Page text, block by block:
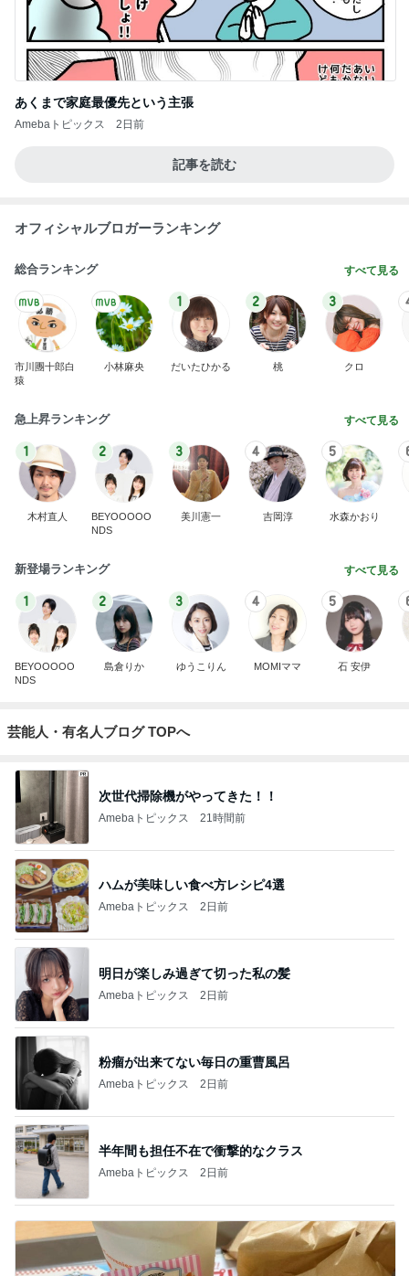
あくまで家庭最優先という主張
Amebaトピックス 2日前
記事を読む
オフィシャルブロガーランキング
総合ランキング すべて見る
市川團十郎白
猿
小林麻央
1
だいたひかる
2
桃
3
クロ
急上昇ランキング すべて見る
1
木村直人
2
BEYOOOOO
NDS
3
美川憲一
4
吉岡淳
5
水森かおり
新登場ランキング すべて見る
1
BEYOOOOO
NDS
2
島倉りか
3
ゆうこりん
4
MOMIママ
5
石 安伊
芸能人・有名人ブログ TOPへ
次世代掃除機がやってきた！！
Amebaトピックス 21時間前
ハムが美味しい食べ方レシピ4選
Amebaトピックス 2日前
明日が楽しみ過ぎて切った私の髪
Amebaトピックス 2日前
粉瘤が出来てない毎日の重曹風呂
Amebaトピックス 2日前
半年間も担任不在で衝撃的なクラス
Amebaトピックス 2日前